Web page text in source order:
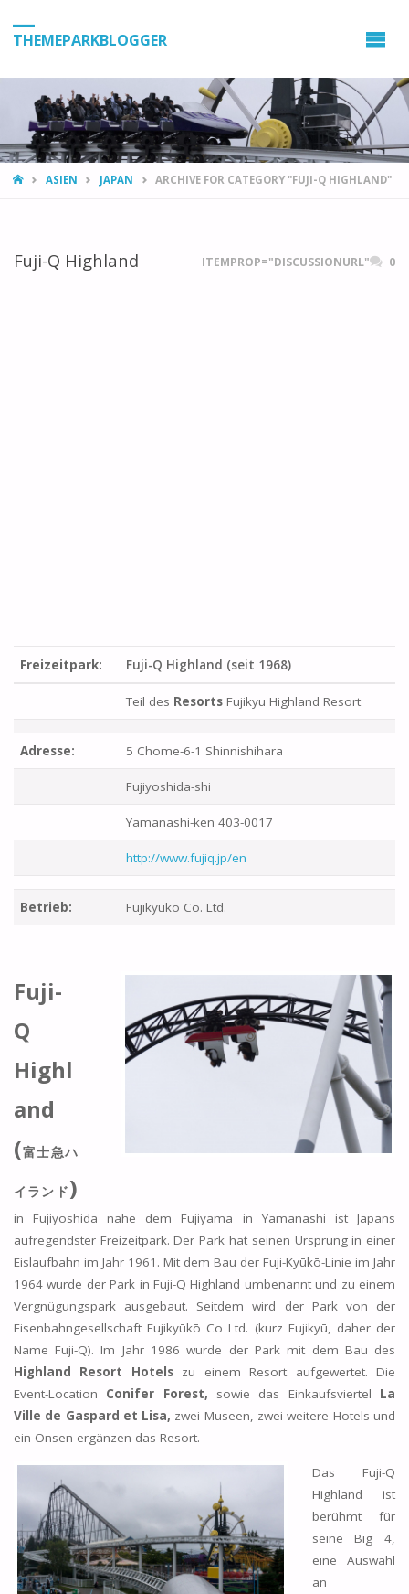
THEMEPARKBLOGGER
HOMEASIEN JAPAN ARCHIVE FOR CATEGORY "FUJI-Q HIGHLAND"
Fuji-Q Highland ITEMPROP="DISCUSSIONURL" 0
Freizeitpark: Fuji-Q Highland (seit 1968)
Teil des Resorts Fujikyu Highland Resort
Adresse: 5 Chome-6-1 Shinnishihara
Fujiyoshida-shi
Yamanashi-ken 403-0017
http://www.fujiq.jp/en
Betrieb: Fujikyūkō Co. Ltd.
Fuji-
Q
Highl
and
(富士急ハ
イランド)
in Fujiyoshida nahe dem Fujiyama in Yamanashi ist Japans
aufregendster Freizeitpark. Der Park hat seinen Ursprung in einer
Eislaufbahn im Jahr 1961. Mit dem Bau der Fuji-Kyūkō-Linie im Jahr
1964 wurde der Park in Fuji-Q Highland umbenannt und zu einem
Vergnügungspark ausgebaut. Seitdem wird der Park von der
Eisenbahngesellschaft Fujikyūkō Co Ltd. (kurz Fujikyū, daher der
Name Fuji-Q). Im Jahr 1986 wurde der Park mit dem Bau des
Highland Resort Hotelszu einem Resort aufgewertet. Die
Event-Location Conifer Forest, sowie das Einkaufsviertel La
Ville de Gaspard et Lisa, zwei Museen, zwei weitere Hotels und
ein Onsen ergänzen das Resort.
Das Fuji-Q
Highland ist
berühmt für
seine Big 4,
eine Auswahl
an